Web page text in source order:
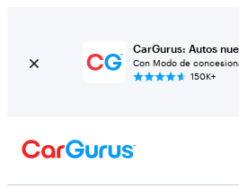
CarGurus: Autos
Con Modo de
150K+